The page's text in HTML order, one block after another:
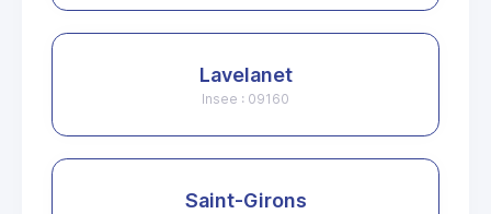
Lavelanet
Insee : 09160
Saint-Girons